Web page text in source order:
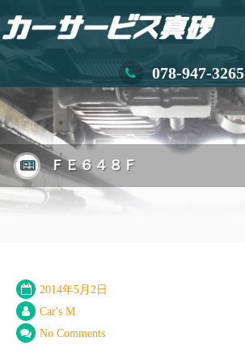
078-947-3265
ＦＥ６４８Ｆ
2014年5月2日
Car's M
No Comments